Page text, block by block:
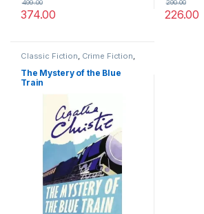
374.00
499.00
226.00
290.00
Classic Fiction, Crime Fiction,
The Mystery of the Blue
Train